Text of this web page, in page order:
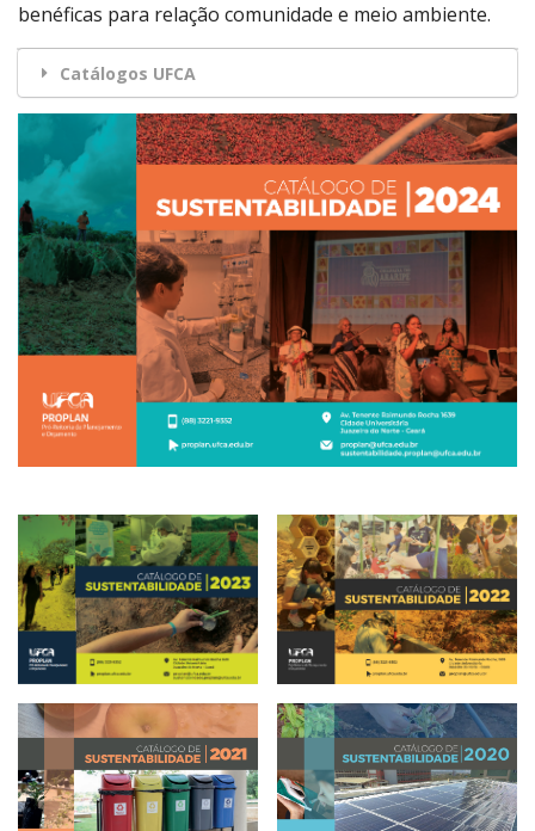
benéficas para relação comunidade e meio ambiente.
Catálogos UFCA